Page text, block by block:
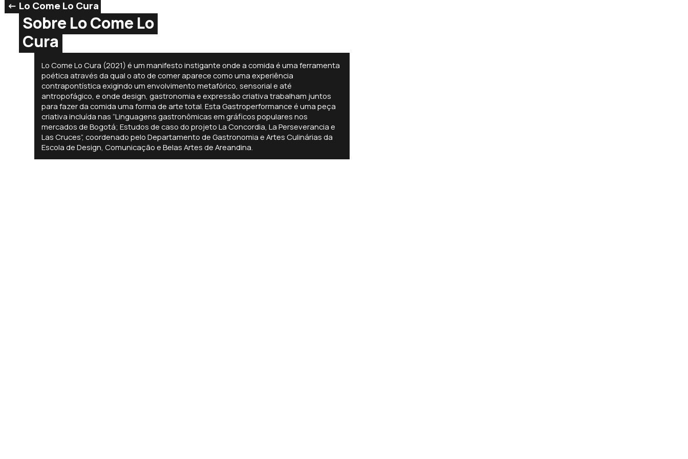
<- Lo Come Lo Cura
Sobre Lo Come Lo
Cura
Lo Come Lo Cura (2021) é um manifesto instigante onde a comida é uma ferramenta
poética através da qual o ato de comer aparece como uma experiência
contrapontística exigindo um envolvimento metafórico, sensorial e até
antropofágico, e onde design, gastronomia e expressão criativa trabalham juntos
para fazer da comida uma forma de arte total. Esta Gastroperformance é uma peça
criativa incluída nas “Linguagens gastronômicas em gráficos populares nos
mercados de Bogotá; Estudos de caso do projeto La Concordia, La Perseverancia e
Las Cruces”, coordenado pelo Departamento de Gastronomia e Artes Culinárias da
Escola de Design, Comunicação e Belas Artes de Areandina.